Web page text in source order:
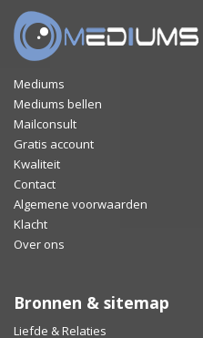
Mediums
Mediums bellen
Mailconsult
Gratis account
Kwaliteit
Contact
Algemene voorwaarden
Klacht
Over ons
Bronnen & sitemap
Liefde & Relaties